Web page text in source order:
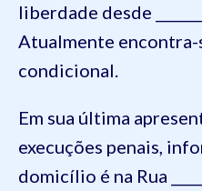
liberdade desde
Atualmente
condicional.
Em sua última
execuções penais,
domicílio é na Rua